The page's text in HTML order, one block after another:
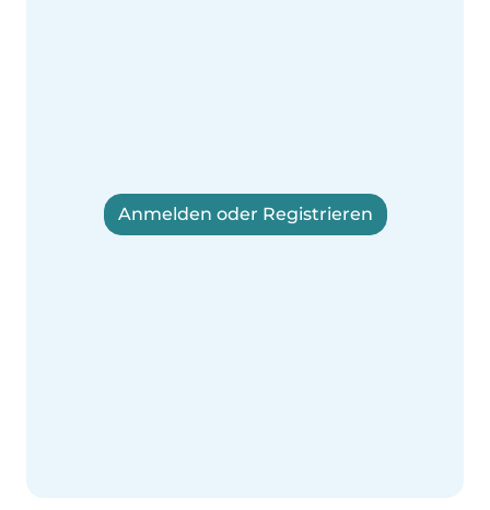
Anmelden oder Registrieren